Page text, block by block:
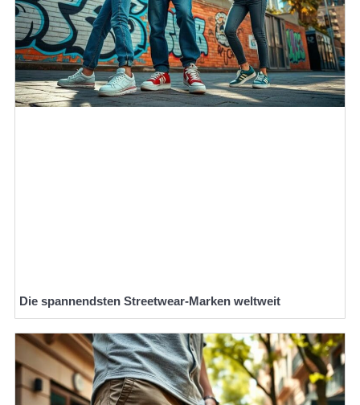
Die spannendsten Streetwear-Marken weltweit